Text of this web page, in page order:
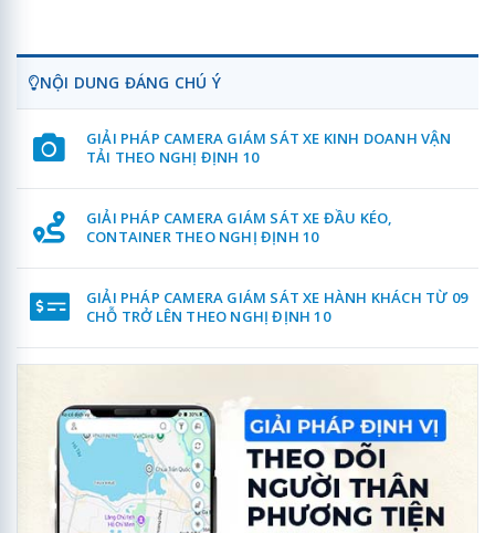
NỘI DUNG ĐÁNG CHÚ Ý
GIẢI PHÁP CAMERA GIÁM SÁT XE KINH DOANH VẬN
TẢI THEO NGHỊ ĐỊNH 10
GIẢI PHÁP CAMERA GIÁM SÁT XE ĐẦU KÉO,
CONTAINER THEO NGHỊ ĐỊNH 10
GIẢI PHÁP CAMERA GIÁM SÁT XE HÀNH KHÁCH TỪ 09
CHỖ TRỞ LÊN THEO NGHỊ ĐỊNH 10